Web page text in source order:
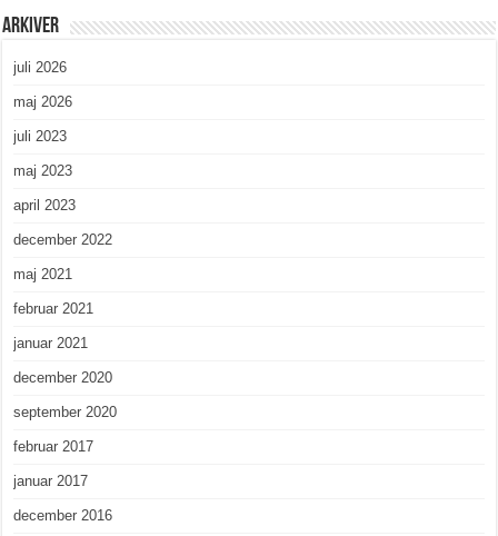
Arkiver
juli 2026
maj 2026
juli 2023
maj 2023
april 2023
december 2022
maj 2021
februar 2021
januar 2021
december 2020
september 2020
februar 2017
januar 2017
december 2016